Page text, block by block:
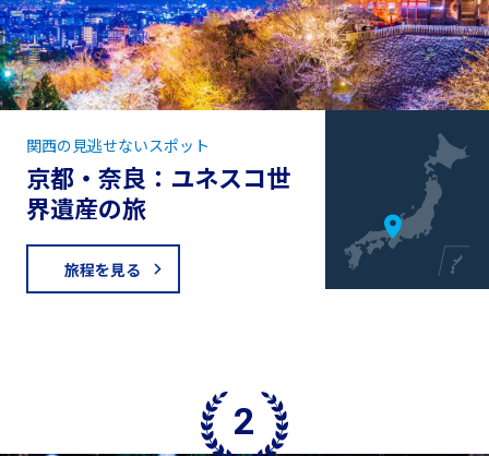
京都・奈良：ユネスコ世
界遺産の旅
関西の見逃せないスポット
旅程を見る